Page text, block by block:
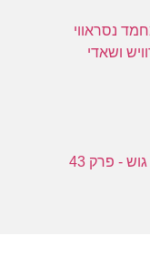
- 16. נור דרוויש ושאדי